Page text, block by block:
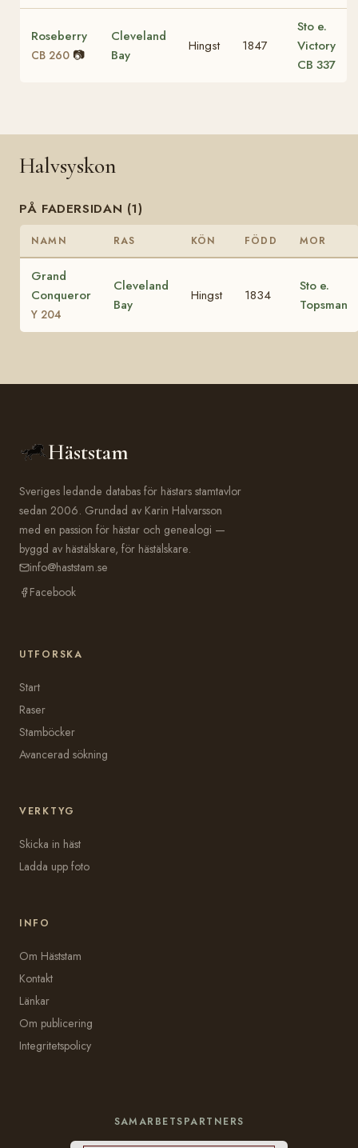
Roseberry
CB 260 📷
Cleveland
Bay
Hingst 1847
Sto e.
Victory
CB 337
Halvsyskon
PÅ FADERSIDAN (1)
NAMN RAS KÖN FÖDD MOR
Grand
Conqueror
Y 204
Cleveland
Bay
Hingst 1834
Sto e.
Topsman
Häststam
Sveriges ledande databas för hästars stamtavlor
sedan 2006. Grundad av Karin Halvarsson
med en passion för hästar och genealogi —
byggd av hästälskare, för hästälskare.
info@haststam.se
Facebook
UTFORSKA
Start
Raser
Stamböcker
Avancerad sökning
VERKTYG
Skicka in häst
Ladda upp foto
INFO
Om Häststam
Kontakt
Länkar
Om publicering
Integritetspolicy
SAMARBETSPARTNERS